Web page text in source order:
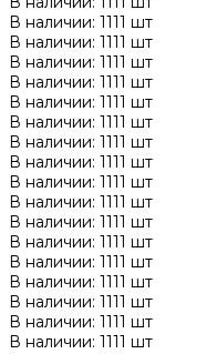
В наличии: 1111 шт
В наличии: 1111 шт
В наличии: 1111 шт
В наличии: 1111 шт
В наличии: 1111 шт
В наличии: 1111 шт
В наличии: 1111 шт
В наличии: 1111 шт
В наличии: 1111 шт
В наличии: 1111 шт
В наличии: 1111 шт
В наличии: 1111 шт
В наличии: 1111 шт
В наличии: 1111 шт
В наличии: 1111 шт
В наличии: 1111 шт
В наличии: 1111 шт